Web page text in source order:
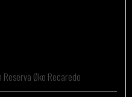
Øko Recaredo